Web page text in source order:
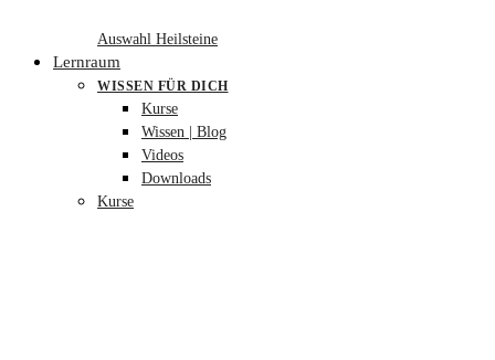
Auswahl Heilsteine
Lernraum
WISSEN FÜR DICH
Kurse
Wissen | Blog
Videos
Downloads
Kurse